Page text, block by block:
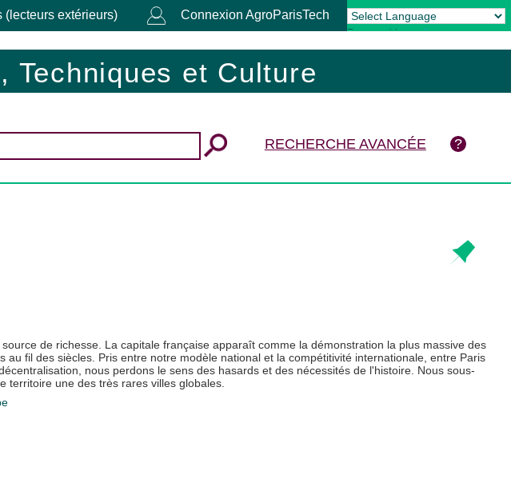
(lecteurs extérieurs) Connexion AgroParisTech
Powered by Translate
Techniques et Culture
RECHERCHE AVANCÉE
de richesse. La capitale française apparaît comme la démonstration la plus massive des
au fil des siècles. Pris entre notre modèle national et la compétitivité internationale, entre Paris
nous perdons le sens des hasards et des nécessités de l'histoire. Nous sous-
territoire une des très rares villes globales.